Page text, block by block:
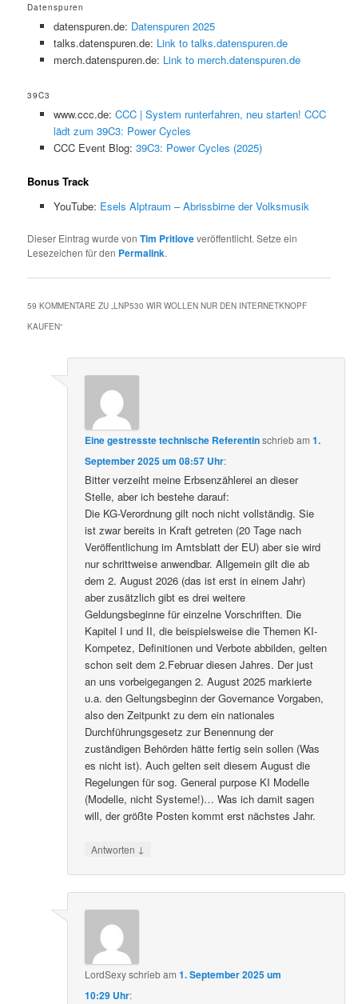
Datenspuren
datenspuren.de: Datenspuren 2025
talks.datenspuren.de: Link to talks.datenspuren.de
merch.datenspuren.de: Link to merch.datenspuren.de
39C3
www.ccc.de: CCC | System runterfahren, neu starten! CCC
lädt zum 39C3: Power Cycles
CCC Event Blog: 39C3: Power Cycles (2025)
Bonus Track
YouTube: Esels Alptraum – Abrissbirne der Volksmusik
Dieser Eintrag wurde vonTim Pritloveveröffentlicht. Setze ein
Lesezeichen für den Permalink.
59 KOMMENTARE ZU „LNP530 WIR WOLLEN NUR DEN INTERNETKNOPF
KAUFEN“
Eine gestresste technische Referentinschriebam1.
September 2025 um 08:57 Uhr:
Bitter verzeiht meine Erbsenzählerei an dieser
Stelle, aber ich bestehe darauf:
Die KG-Verordnung gilt noch nicht vollständig. Sie
ist zwar bereits in Kraft getreten (20 Tage nach
Veröffentlichung im Amtsblatt der EU) aber sie wird
nur schrittweise anwendbar. Allgemein gilt die ab
dem 2. August 2026 (das ist erst in einem Jahr)
aber zusätzlich gibt es drei weitere
Geldungsbeginne für einzelne Vorschriften. Die
Kapitel I und II, die beispielsweise die Themen KI-
Kompetez, Definitionen und Verbote abbilden, gelten
schon seit dem 2.Februar diesen Jahres. Der just
an uns vorbeigegangen 2. August 2025 markierte
u.a. den Geltungsbeginn der Governance Vorgaben,
also den Zeitpunkt zu dem ein nationales
Durchführungsgesetz zur Benennung der
zuständigen Behörden hätte fertig sein sollen (Was
es nicht ist). Auch gelten seit diesem August die
Regelungen für sog. General purpose KI Modelle
(Modelle, nicht Systeme!)… Was ich damit sagen
will, der größte Posten kommt erst nächstes Jahr.
Antworten ↓
LordSexyschriebam1. September 2025 um
10:29 Uhr: